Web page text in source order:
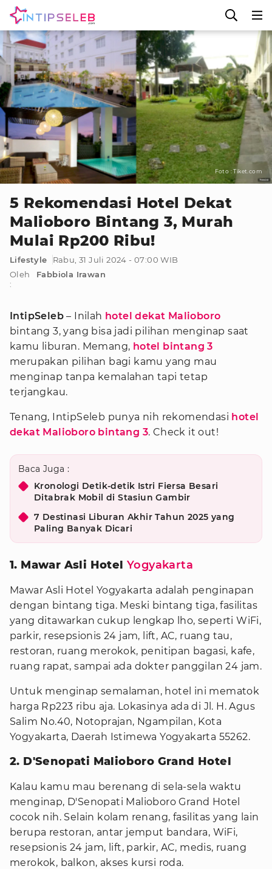
Foto : Tiket.com
5 Rekomendasi Hotel Dekat
Malioboro Bintang 3, Murah
Mulai Rp200 Ribu!
Lifestyle
Rabu, 31 Juli 2024 - 07:00 WIB
Oleh
:
Fabbiola Irawan
IntipSeleb – Inilah hotel dekat Malioboro
bintang 3, yang bisa jadi pilihan menginap saat
kamu liburan. Memang, hotel bintang 3
merupakan pilihan bagi kamu yang mau
menginap tanpa kemalahan tapi tetap
terjangkau.
Tenang, IntipSeleb punya nih rekomendasi hotel
dekat Malioboro bintang 3. Check it out!
Baca Juga :
Kronologi Detik-detik Istri Fiersa Besari
Ditabrak Mobil di Stasiun Gambir
7 Destinasi Liburan Akhir Tahun 2025 yang
Paling Banyak Dicari
1. Mawar Asli Hotel Yogyakarta
Mawar Asli Hotel Yogyakarta adalah penginapan
dengan bintang tiga. Meski bintang tiga, fasilitas
yang ditawarkan cukup lengkap lho, seperti WiFi,
parkir, resepsionis 24 jam, lift, AC, ruang tau,
restoran, ruang merokok, penitipan bagasi, kafe,
ruang rapat, sampai ada dokter panggilan 24 jam.
Untuk menginap semalaman, hotel ini mematok
harga Rp223 ribu aja. Lokasinya ada di Jl. H. Agus
Salim No.40, Notoprajan, Ngampilan, Kota
Yogyakarta, Daerah Istimewa Yogyakarta 55262.
2. D'Senopati Malioboro Grand Hotel
Kalau kamu mau berenang di sela-sela waktu
menginap, D'Senopati Malioboro Grand Hotel
cocok nih. Selain kolam renang, fasilitas yang lain
berupa restoran, antar jemput bandara, WiFi,
resepsionis 24 jam, lift, parkir, AC, medis, ruang
merokok, balkon, akses kursi roda.